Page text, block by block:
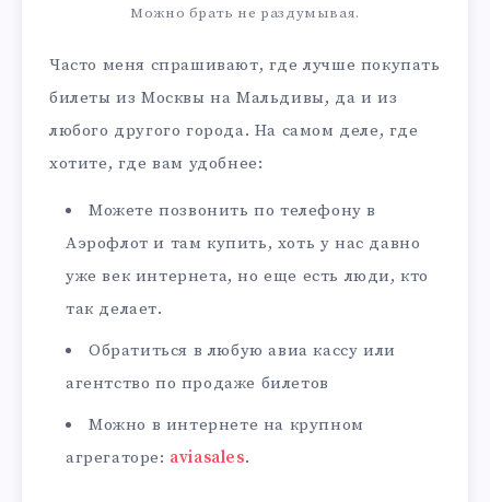
Можно брать не раздумывая.
Часто меня спрашивают, где лучше покупать
билеты из Москвы на Мальдивы, да и из
любого другого города. На самом деле, где
хотите, где вам удобнее:
Можете позвонить по телефону в
Аэрофлот и там купить, хоть у нас давно
уже век интернета, но еще есть люди, кто
так делает.
Обратиться в любую авиа кассу или
агентство по продаже билетов
Можно в интернете на крупном
агрегаторе: aviasales.